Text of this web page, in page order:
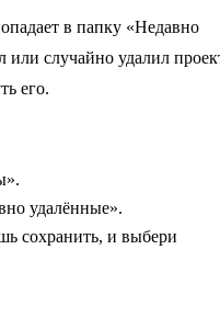
в папку «Недавно
случайно удалил
его.
удалённые».
сохранить, и выбери